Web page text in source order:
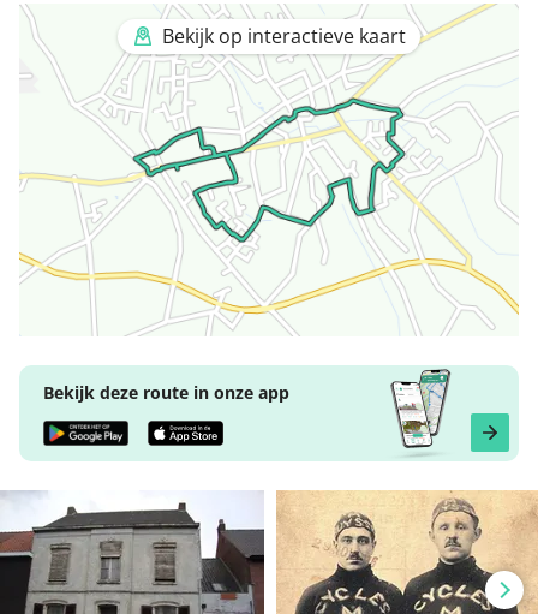
Bekijk op interactieve kaart
Bekijk deze route in onze app